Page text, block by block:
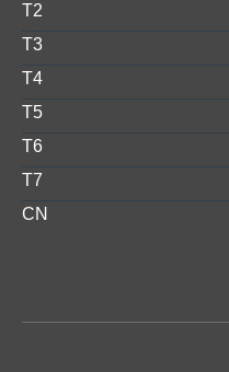
T2
T3
T4
T5
T6
T7
CN